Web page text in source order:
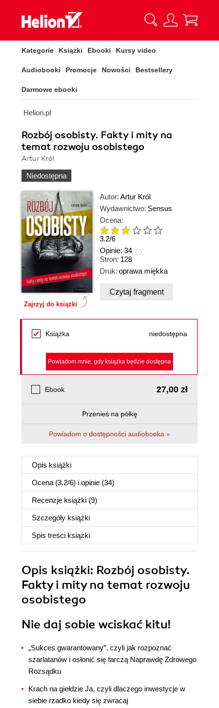
Kategorie Książki Ebooki Kursy video
Audiobooki Promocje Nowości Bestsellery
Darmowe ebooki
Helion.pl
Rozbój osobisty. Fakty i mity na
temat rozwoju osobistego
Artur Król
Niedostępna
Zajrzyj do książki
Autor: Artur Król
Wydawnictwo: Sensus
Ocena:
3.2/6
Opinie: 34
Stron: 128
Druk: oprawa miękka
Czytaj fragment
Książka niedostępna
Powiadom mnie, gdy książka będzie dostępna
Ebook 27,00 zł
Przenieś na półkę
Powiadom o dostępności audiobooka »
Opis książki
Ocena (3.2/6) i opinie (34)
Recenzje książki (9)
Szczegóły książki
Spis treści książki
Opis książki: Rozbój osobisty.
Fakty i mity na temat rozwoju
osobistego
Nie daj sobie wciskać kitu!
„Sukces gwarantowany”, czyli jak rozpoznać
szarlatanów i osłonić się tarczą Naprawdę Zdrowego
Rozsądku
Krach na giełdzie Ja, czyli dlaczego inwestycje w
siebie rzadko kiedy się zwracaj